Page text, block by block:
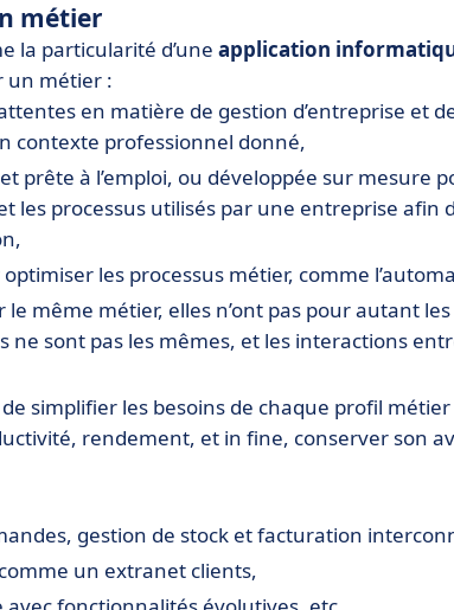
métier
la particularité d’une application
un métier :
en matière de gestion d’entreprise et
contexte professionnel donné,
prête à l’emploi, ou développée sur mesure
les processus utilisés par une entreprise afin
les processus métier, comme
même métier, elles n’ont pas pour autant
sont pas les mêmes, et les interactions
simplifier les besoins de chaque profil métier
rendement, et in fine, conserver son
gestion de stock et facturation
un extranet clients,